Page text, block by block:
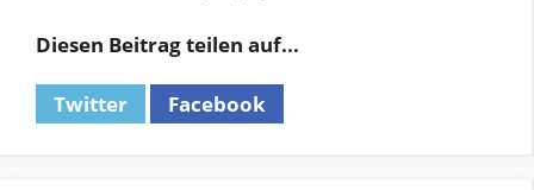
Diesen Beitrag teilen auf...
Twitter Facebook